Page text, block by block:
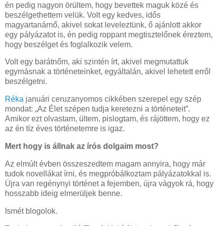
én pedig nagyon örültem, hogy bevettek maguk közé és
beszélgethettem velük. Volt egy kedves, idős
magyartanárnő, akivel sokat leveleztünk, ő ajánlott akkor
egy pályázatot is, én pedig roppant megtisztelőnek éreztem,
hogy beszélget és foglalkozik velem.
Volt egy barátnőm, aki szintén írt, akivel megmutattuk
egymásnak a történeteinket, egyáltalán, akivel lehetett erről
beszélgetni.
Réka januári ceruzanyomos cikkében szerepel egy szép
mondat: „Az Élet szépen tudja keretezni a történeteit”.
Amikor ezt olvastam, ültem, pislogtam, és rájöttem, hogy ez
az én tíz éves történetemre is igaz.
Mert hogy is állnak az írós dolgaim most?
Az elmúlt évben összeszedtem magam annyira, hogy már
tudok novellákat írni, és megpróbálkoztam pályázatokkal is.
Újra van regénynyi történet a fejemben, újra vágyok rá, hogy
hosszabb ideig elmerüljek benne.
Ismét blogolok.